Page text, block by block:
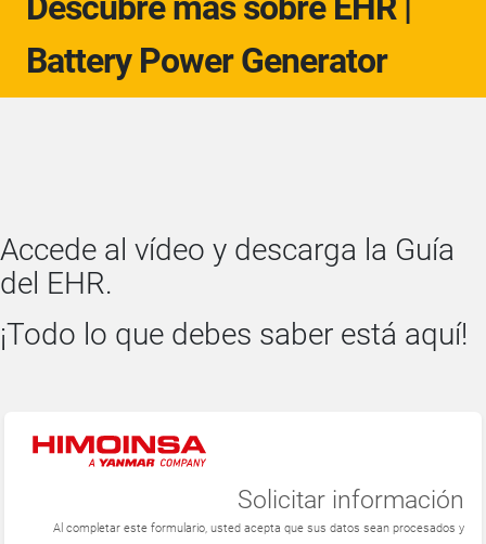
Battery Power Generator
Accede al vídeo y descarga la Guía
del EHR.
¡Todo lo que debes saber está aquí!
Solicitar información
Al completar este formulario, usted acepta que sus datos sean procesados ​​y